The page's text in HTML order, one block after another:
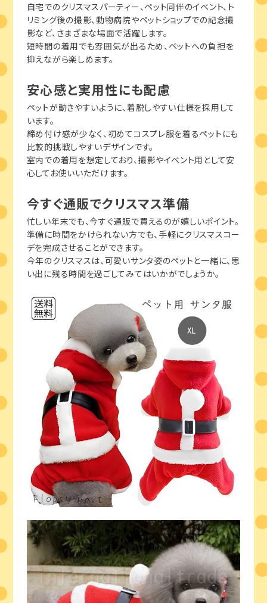
自宅でのクリスマスパーティー、ペット同伴のイベント、ト
リミング後の撮影、動物病院やペットショップでの記念撮
影など、さまざまな場面で活躍します。
短時間の着用でも雰囲気が出るため、ペットへの負担を
抑えながら楽しめます。
安心感と実用性にも配慮
ペットが動きやすいように、着脱しやすい仕様を採用して
います。
締め付け感が少なく、初めてコスプレ服を着るペットにも
比較的挑戦しやすいデザインです。
室内での着用を想定しており、撮影やイベント用として安
心してお使いいただけます。
今すぐ通販でクリスマス準備
忙しい年末でも、今すぐ通販で買えるのが嬉しいポイント。
準備に時間をかけられない方でも、手軽にクリスマスコー
デを完成させることができます。
今年のクリスマスは、可愛いサンタ姿のペットと一緒に、思
い出に残る時間を過ごしてみてはいかがでしょうか。